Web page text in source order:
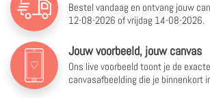
Bestel vandaag en ontvang jouw
12-08-2026 of vrijdag 14-08-2026.
Jouw voorbeeld, jouw canvas
Ons live voorbeeld toont je de
canvasafbeelding die je binnenkort